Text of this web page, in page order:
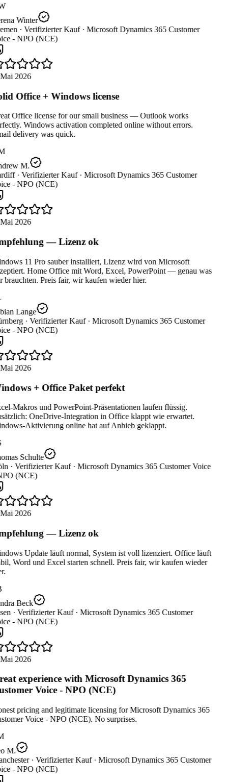
Winter
· Verifizierter Kauf · Microsoft Dynamics 365 Customer
- NPO (NCE)
2026
Office + Windows license
Office license for our small business — Outlook works
Windows activation completed online without errors.
delivery was quick.
M.
· Verifizierter Kauf · Microsoft Dynamics 365 Customer
- NPO (NCE)
2026
— Lizenz ok
11 Pro sauber installiert, Lizenz wird von Microsoft
Home Office mit Word, Excel, PowerPoint — genau was
Preis fair, wir kaufen wieder hier.
Lange
· Verifizierter Kauf · Microsoft Dynamics 365 Customer
- NPO (NCE)
2026
+ Office Paket perfekt
Makros und PowerPoint-Präsentationen laufen flüssig.
OneDrive-Integration in Office klappt wie erwartet.
Aktivierung online hat auf Anhieb geklappt.
Schulte
· Verifizierter Kauf · Microsoft Dynamics 365 Customer Voice
(NCE)
2026
— Lizenz ok
Update läuft normal, System ist voll lizenziert. Office läuft
Word und Excel starten schnell. Preis fair, wir kaufen wieder
Beck
· Verifizierter Kauf · Microsoft Dynamics 365 Customer
- NPO (NCE)
2026
experience with Microsoft Dynamics 365
Voice - NPO (NCE)
pricing and legitimate licensing for Microsoft Dynamics 365
Voice - NPO (NCE). No surprises.
M.
· Verifizierter Kauf · Microsoft Dynamics 365 Customer
- NPO (NCE)